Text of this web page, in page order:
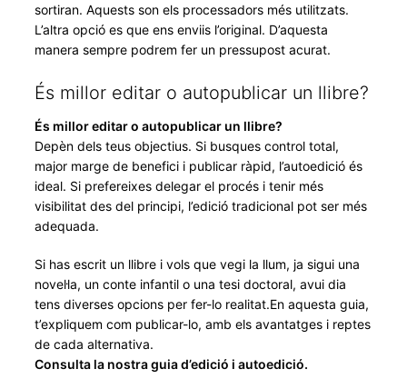
sortiran. Aquests son els processadors més utilitzats.
L’altra opció es que ens enviis l’original. D’aquesta
manera sempre podrem fer un pressupost acurat.
És millor editar o autopublicar un llibre?
És millor editar o autopublicar un llibre?
Depèn dels teus objectius. Si busques control total,
major marge de benefici i publicar ràpid, l’autoedició és
ideal. Si prefereixes delegar el procés i tenir més
visibilitat des del principi, l’edició tradicional pot ser més
adequada.
Si has escrit un llibre i vols que vegi la llum, ja sigui una
novel·la, un conte infantil o una tesi doctoral, avui dia
tens diverses opcions per fer-lo realitat.En aquesta guia,
t’expliquem com publicar-lo, amb els avantatges i reptes
de cada alternativa.
Consulta la nostra guia d’edició i autoedició.